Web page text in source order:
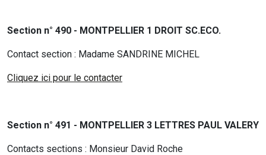
Section n° 490 - MONTPELLIER 1 DROIT SC.ECO.
Contact section : Madame SANDRINE MICHEL
Cliquez ici pour le contacter
Section n° 491 - MONTPELLIER 3 LETTRES PAUL VALERY
Contacts sections : Monsieur David Roche